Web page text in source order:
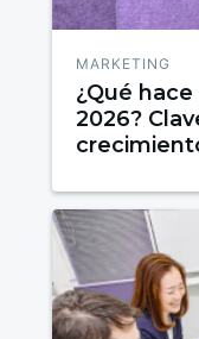
MARKETING
¿Qué
2026?